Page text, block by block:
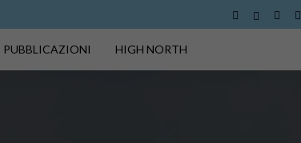
PUBBLICAZIONI HIGH NORTH